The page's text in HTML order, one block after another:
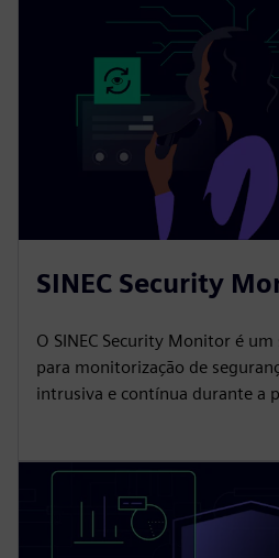
SINEC Security
O SINEC Security Monitor é
para monitorização de
intrusiva e contínua durante a